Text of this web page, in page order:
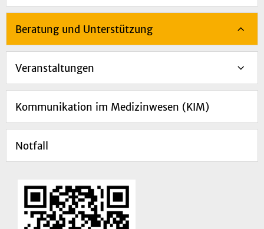
Beratung und Unterstützung
Veranstaltungen
Kommunikation im Medizinwesen (KIM)
Notfall